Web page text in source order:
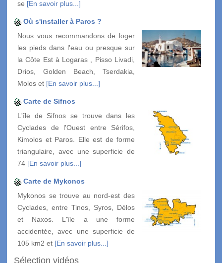
se [En savoir plus...]
Où s'installer à Paros ?
Nous vous recommandons de loger
les pieds dans l'eau ou presque sur
la Côte Est à Logaras , Pisso Livadi,
Drios, Golden Beach, Tserdakia,
Molos et [En savoir plus...]
Carte de Sifnos
L'île de Sifnos se trouve dans les
Cyclades de l'Ouest entre Sérifos,
Kimolos et Paros. Elle est de forme
triangulaire, avec une superficie de
74 [En savoir plus...]
Carte de Mykonos
Mykonos se trouve au nord-est des
Cyclades, entre Tinos, Syros, Délos
et Naxos. L'île a une forme
accidentée, avec une superficie de
105 km2 et [En savoir plus...]
Sélection vidéos